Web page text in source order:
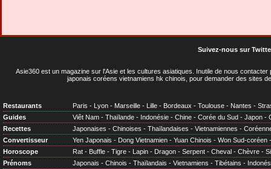
Suivez-nous sur
Asie360 est un magazine sur l'Asie et les cultures asiatiques . Inutile de nous
japonais coréens vietnamiens hk chinois, pour demander des sites
Restaurants Paris - Lyon - Marseille - Lille - Bordeaux - Toulouse - Nantes -
Guides
Viêt Nam - Thaïlande - Indonésie - Chine - Corée du Sud - Japon -
Recettes
Japonaises - Chinoises - Thaïlandaises - Vietnamiennes -
Convertisseur
Yen Japonais - Dong Vietnamien - Yuan Chinois - Won Sud-coréen
Horoscope
Rat - Buffle - Tigre - Lapin - Dragon - Serpent - Cheval - Chèvre -
Prénoms
Japonais - Chinois - Thaïlandais - Vietnamiens - Tibétains -